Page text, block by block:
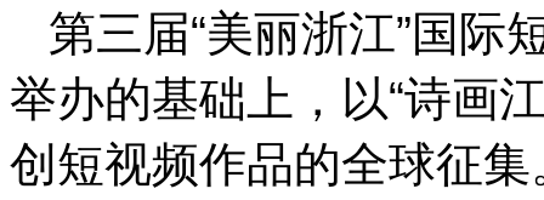
第三届“美丽浙江”国际
举办的基础上，以“诗画
创短视频作品的全球征